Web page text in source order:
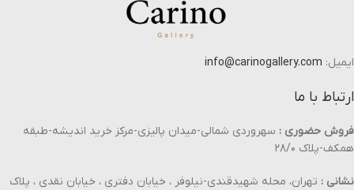
ایمیل: info@carinogallery.com
ارتباط با ما
فروش حضوری : سهروردی شمالی-میدان پالیزی-مرکز خرید اندیشه-طبقه
همکف-پلاک ۲۸/۰
نشانی : تهران، محله شهیدقندی-نیلوفر ، خیابان دفتری ، خیابان نقدی ، پلاک